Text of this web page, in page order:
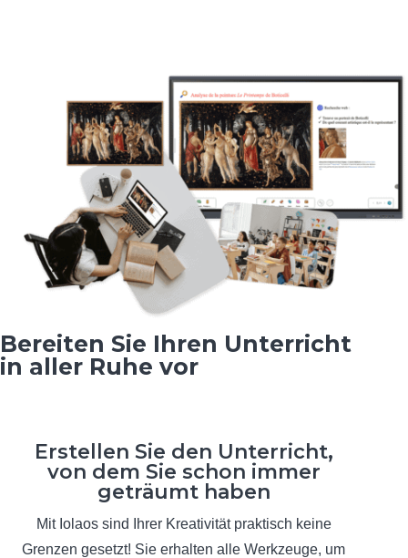
Bereiten Sie Ihren Unterricht
in aller Ruhe vor
Erstellen Sie den Unterricht,
von dem Sie schon immer
geträumt haben
Mit Iolaos sind Ihrer Kreativität praktisch keine
Grenzen gesetzt! Sie erhalten alle Werkzeuge, um